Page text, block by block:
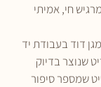
חי, אמיתי
דוד בעבודת יד
שנוצר בדיוק
שמספר סיפור